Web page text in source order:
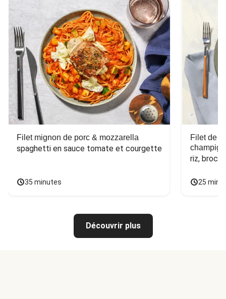
Filet mignon de porc & mozzarella
spaghetti en sauce tomate et courgette
35 minutes
Filet de
riz,
25
Découvrir plus